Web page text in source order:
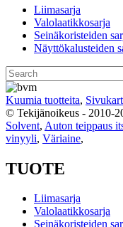
Liimasarja
Valolaatikkosarja
Seinäkoristeiden
Näyttökalusteiden
Kuumia tuotteita,
© Tekijänoikeus - 2010-
Solvent, Auton teippaus
vinyyli, Väriaine,
TUOTE
Liimasarja
Valolaatikkosarja
Seinäkoristeiden